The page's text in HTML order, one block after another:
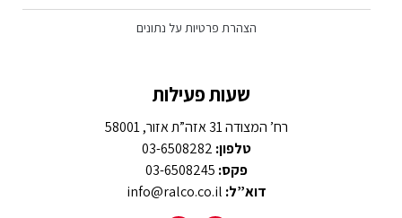
הצהרת פרטיות על נתונים
שעות פעילות
רח’ המצודה 31 אזה”ת אזור, 58001
טלפון:
פקס:
דוא”ל: